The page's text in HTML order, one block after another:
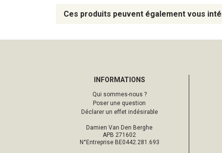
Ces produits peuvent également vous
INFORMATIONS
Qui sommes-nous ?
Poser une question
Déclarer un effet indésirable
Damien Van Den Berghe
APB 271602
N°Entreprise BE0442.281.693